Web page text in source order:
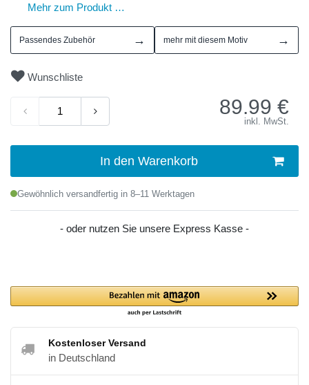
Mehr zum Produkt …
Passendes Zubehör → mehr mit diesem Motiv →
Wunschliste
89.99 €
inkl. MwSt.
In den Warenkorb
Gewöhnlich versandfertig in 8–11 Werktagen
- oder nutzen Sie unsere Express Kasse -
Kostenloser Versand
in Deutschland